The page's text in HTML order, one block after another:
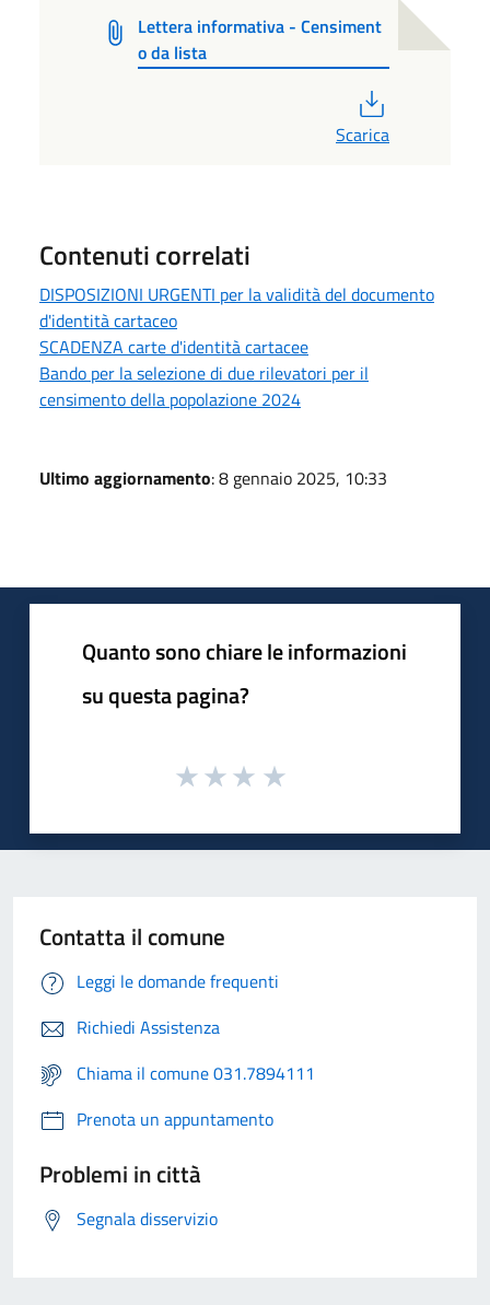
Lettera informativa - Censiment
o da lista
Scarica
Contenuti correlati
DISPOSIZIONI URGENTI per la validità del documento
d'identità cartaceo
SCADENZA carte d'identità cartacee
Bando per la selezione di due rilevatori per il
censimento della popolazione 2024
Ultimo aggiornamento: 8 gennaio 2025, 10:33
Quanto sono chiare le informazioni
su questa pagina?
Contatta il comune
Leggi le domande frequenti
Richiedi Assistenza
Chiama il comune 031.7894111
Prenota un appuntamento
Problemi in città
Segnala disservizio